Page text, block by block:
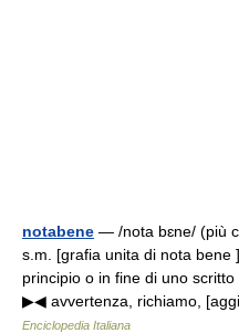
notabene — /nota bɛne/ (più
s.m. [grafia unita di nota bene
principio o in fine di uno
▶◀ avvertenza, richiamo,
Enciclopedia Italiana